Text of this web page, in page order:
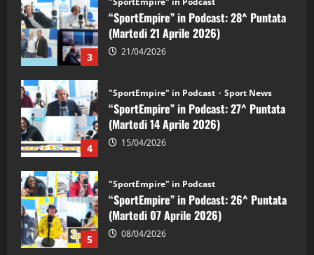
3
“SportEmpire” in Podcast: 28^ Puntata
(Martedi 21 Aprile 2026)
21/04/2026
4
"SportEmpire" in Podcast Sport News
“SportEmpire” in Podcast: 27^ Puntata
(Martedi 14 Aprile 2026)
15/04/2026
5
"SportEmpire" in Podcast
“SportEmpire” in Podcast: 26^ Puntata
(Martedi 07 Aprile 2026)
08/04/2026